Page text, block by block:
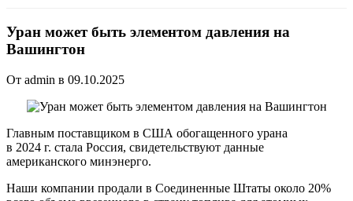
Уран может быть элементом давления на
Вашингтон
От admin в 09.10.2025
Главным поставщиком в США обогащенного урана
в 2024 г. стала Россия, свидетельствуют данные
американского минэнерго.
Наши компании продали в Соединенные Штаты около 20%